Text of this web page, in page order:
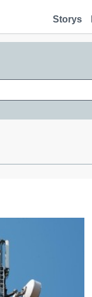
Storys